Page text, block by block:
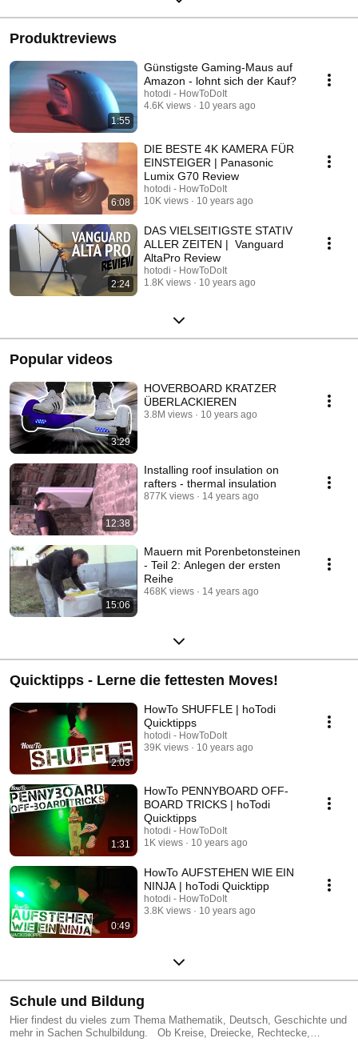
Produktreviews
1:55
Günstigste Gaming-Maus auf
Amazon - lohnt sich der Kauf?
hotodi - HowToDoIt
4.6K views
10 years ago
6:08
DIE BESTE 4K KAMERA FÜR
EINSTEIGER | Panasonic
Lumix G70 Review
hotodi - HowToDoIt
10K views
10 years ago
2:24
DAS VIELSEITIGSTE STATIV
ALLER ZEITEN | Vanguard
AltaPro Review
hotodi - HowToDoIt
1.8K views
10 years ago
Popular videos
3:29
HOVERBOARD KRATZER
ÜBERLACKIEREN
3.8M views 10 years ago
12:38
Installing roof insulation on
rafters - thermal insulation
877K views 14 years ago
15:06
Mauern mit Porenbetonsteinen
- Teil 2: Anlegen der ersten
Reihe
468K views 14 years ago
Quicktipps - Lerne die fettesten Moves!
2:03
HowTo SHUFFLE | hoTodi
Quicktipps
hotodi - HowToDoIt
39K views
10 years ago
1:31
HowTo PENNYBOARD OFF-
BOARD TRICKS | hoTodi
Quicktipps
hotodi - HowToDoIt
1K views
10 years ago
0:49
HowTo AUFSTEHEN WIE EIN
NINJA | hoTodi Quicktipp
hotodi - HowToDoIt
3.8K views
10 years ago
Schule und Bildung
Hier findest du vieles zum Thema Mathematik, Deutsch, Geschichte und
mehr in Sachen Schulbildung. Ob Kreise, Dreiecke, Rechtecke,